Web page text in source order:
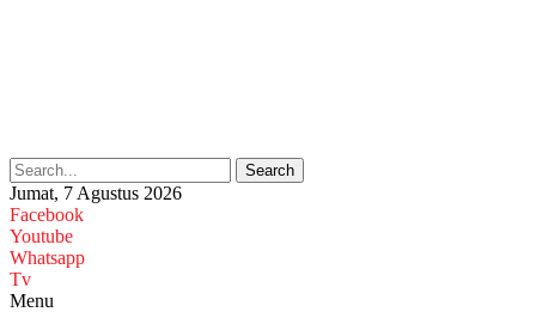
Search
Jumat, 7 Agustus 2026
Facebook
Youtube
Whatsapp
Tv
Menu